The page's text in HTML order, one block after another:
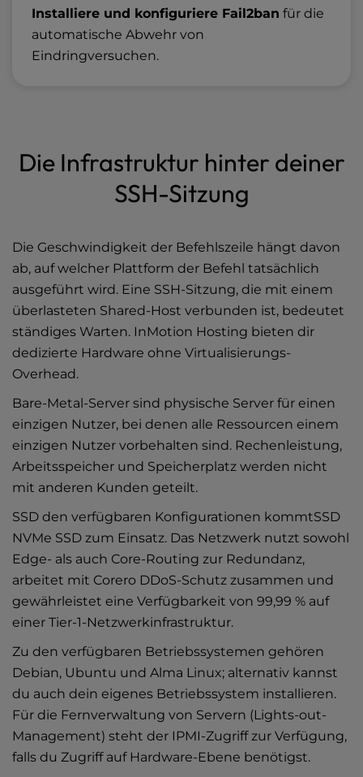
Installiere und konfiguriere Fail2ban für die
automatische Abwehr von
Eindringversuchen.
Die Infrastruktur hinter deiner
SSH-Sitzung
Die Geschwindigkeit der Befehlszeile hängt davon
ab, auf welcher Plattform der Befehl tatsächlich
ausgeführt wird. Eine SSH-Sitzung, die mit einem
überlasteten Shared-Host verbunden ist, bedeutet
ständiges Warten. InMotion Hosting bieten dir
dedizierte Hardware ohne Virtualisierungs-
Overhead.
Bare-Metal-Server sind physische Server für einen
einzigen Nutzer, bei denen alle Ressourcen einem
einzigen Nutzer vorbehalten sind. Rechenleistung,
Arbeitsspeicher und Speicherplatz werden nicht
mit anderen Kunden geteilt.
SSD den verfügbaren Konfigurationen kommtSSD
NVMe SSD zum Einsatz. Das Netzwerk nutzt sowohl
Edge- als auch Core-Routing zur Redundanz,
arbeitet mit Corero DDoS-Schutz zusammen und
gewährleistet eine Verfügbarkeit von 99,99 % auf
einer Tier-1-Netzwerkinfrastruktur.
Zu den verfügbaren Betriebssystemen gehören
Debian, Ubuntu und Alma Linux; alternativ kannst
du auch dein eigenes Betriebssystem installieren.
Für die Fernverwaltung von Servern (Lights-out-
Management) steht der IPMI-Zugriff zur Verfügung,
falls du Zugriff auf Hardware-Ebene benötigst.